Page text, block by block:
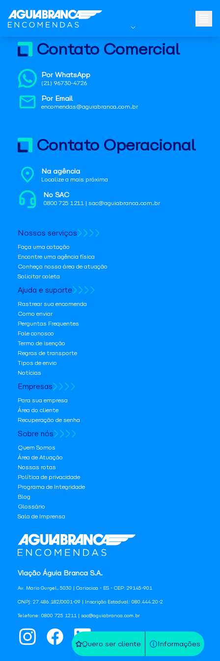
Quero ser cliente Informações
Viação Águia Branca S.A.
Av. Mario Gurgel, 5030 | Cariacica - ES - CEP: 29145-901
CNPJ: 27.486.182/0001-09 | Inscrição Estadual: 080.444.20-2
Telefone: 0800 725 1211 | sac@aguiabranca.com.br
Contato Comercial
Por WhatsApp
(21) 96730-4726
Por Email
encomendas@aguiabranca.com.br
Contato Operacional
Na agência
Localize a mais próxima
No SAC
0800 725 1211 | sac@aguiabranca.com.br
Nossos serviços
Faça uma cotação
Encontre uma agência física
Conheça nossa área de atuação
Solicitar coleta
Ajuda e suporte
Rastrear sua encomenda
Como enviar
Perguntas Frequentes
Fale conosco
Termo de isenção
Regras de transporte
Tipos de envio
Notícias
Empresas
Para sua empresa
Área do cliente
Recuperação de senha
Sobre nós
Quem Somos
Área de Atuação
Nossas rotas
Política de privacidade
Programa de Integridade
Blog
Glossário
Sala de Imprensa